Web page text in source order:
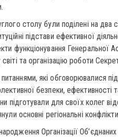
столу були поділені на
підстави ефективної
функціонування
та організацію роботи
які обговорювалися
безпеки,
підготували для своїх колег
основні регіональні
Організації